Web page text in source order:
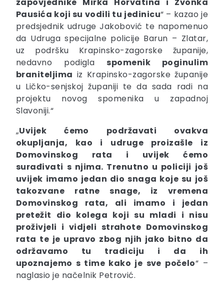
zapovjednike Mirka Horvatina i Zvonka
Pausića koji su vodili tu jedinicu“ – kazao je
predsjednik udruge Jakobović te napomenuo
da Udruga specijalne policije Barun – Zlatar,
uz podršku Krapinsko-zagorske županije,
nedavno podigla spomenik poginulim
braniteljima iz Krapinsko-zagorske županije
u Ličko-senjskoj županiji te da sada radi na
projektu novog spomenika u zapadnoj
Slavoniji.“
„Uvijek ćemo podržavati ovakva
okupljanja, kao i udruge proizašle iz
Domovinskog rata i uvijek ćemo
surađivati s njima. Trenutno u policiji još
uvijek imamo jedan dio snaga koje su još
takozvane ratne snage, iz vremena
Domovinskog rata, ali imamo i jedan
pretežit dio kolega koji su mladi i nisu
proživjeli i vidjeli strahote Domovinskog
rata te je upravo zbog njih jako bitno da
održavamo tu tradiciju i da ih
upoznajemo s time kako je sve počelo“ –
naglasio je načelnik Petrović.